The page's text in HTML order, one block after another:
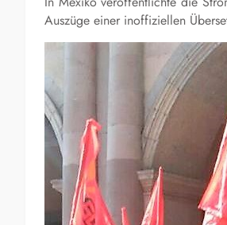
Auszüge einer inoffiziellen